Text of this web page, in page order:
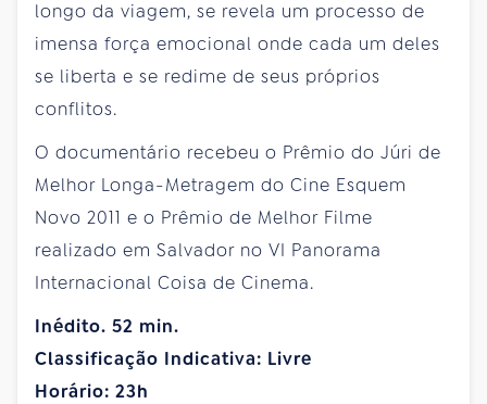
longo da viagem, se revela um processo de
imensa força emocional onde cada um deles
se liberta e se redime de seus próprios
conflitos.
O documentário recebeu o Prêmio do Júri de
Melhor Longa-Metragem do Cine Esquem
Novo 2011 e o Prêmio de Melhor Filme
realizado em Salvador no VI Panorama
Internacional Coisa de Cinema.
Inédito. 52 min.
Classificação Indicativa: Livre
Horário: 23h